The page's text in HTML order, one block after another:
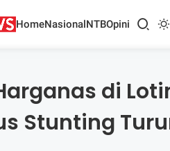
HomeNasionalNTBOpini
di
Stunting